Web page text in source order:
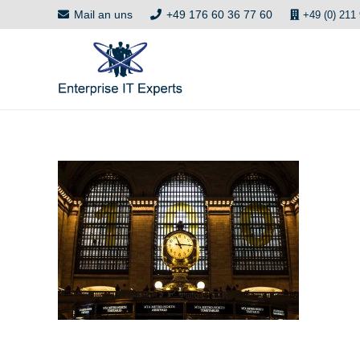
Mail an uns +49 176 60 36 77 60 +49 (0) 211